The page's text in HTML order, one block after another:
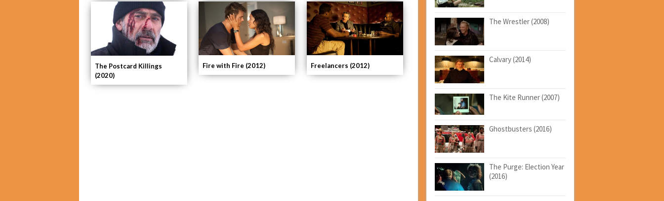
The Postcard Killings
(2020)
Freelancers (2012)
Fire with Fire (2012)
The Wrestler (2008)
Calvary (2014)
The Kite Runner (2007)
Ghostbusters (2016)
The Purge: Election Year
(2016)